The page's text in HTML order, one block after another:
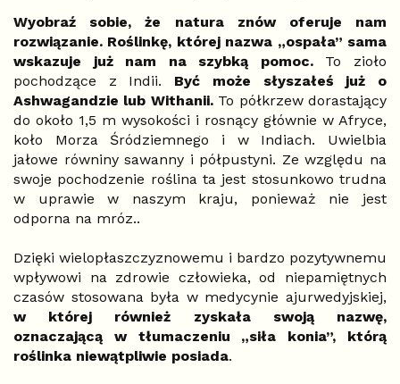
Wyobraź sobie, że natura znów oferuje nam
rozwiązanie. Roślinkę, której nazwa „ospała” sama
wskazuje już nam na szybką pomoc. To zioło
pochodzące z Indii. Być może słyszałeś już o
Ashwagandzie lub Withanii.To półkrzew dorastający
do około 1,5 m wysokości i rosnący głównie w Afryce,
koło Morza Śródziemnego i w Indiach. Uwielbia
jałowe równiny sawanny i półpustyni. Ze względu na
swoje pochodzenie roślina ta jest stosunkowo trudna
w uprawie w naszym kraju, ponieważ nie jest
odporna na mróz..
Dzięki wielopłaszczyznowemu i bardzo pozytywnemu
wpływowi na zdrowie człowieka, od niepamiętnych
czasów stosowana była w medycynie ajurwedyjskiej,
w której również zyskała swoją nazwę,
oznaczającą w tłumaczeniu „siła konia”, którą
roślinka niewątpliwie posiada.